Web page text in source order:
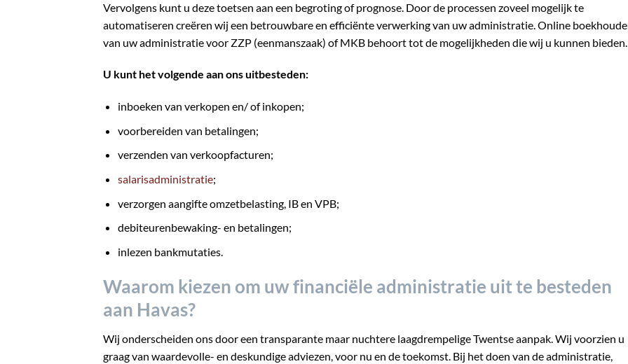
Vervolgens kunt u deze toetsen aan een begroting of prognose. Door de processen zoveel mogelijk te
automatiseren creëren wij een betrouwbare en efficiënte verwerking van uw administratie. Online
van uw administratie voor ZZP (eenmanszaak) of MKB behoort tot de mogelijkheden die wij u kunnen bieden.
U kunt het volgende aan ons uitbesteden:
inboeken van verkopen en/ of inkopen;
voorbereiden van betalingen;
verzenden van verkoopfacturen;
salarisadministratie;
verzorgen aangifte omzetbelasting, IB en VPB;
debiteurenbewaking- en betalingen;
inlezen bankmutaties.
Waarom kiezen om uw financiële administratie uit te besteden
aan Havas?
Wij onderscheiden ons door een transparante maar nuchtere laagdrempelige Twentse aanpak. Wij voorzien u
graag van waardevolle- en deskundige adviezen, voor nu en de toekomst. Bij het doen van de administratie,